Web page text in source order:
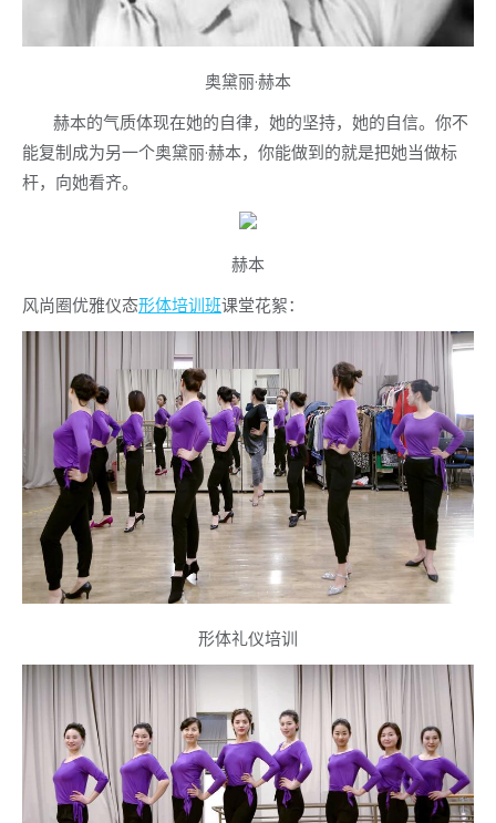
奥黛丽·赫本
赫本的气质体现在她的自律，她的坚持，她的自信。你不
能复制成为另一个奥黛丽·赫本，你能做到的就是把她当做标
杆，向她看齐。
赫本
风尚圈优雅仪态形体培训班课堂花絮：
形体礼仪培训